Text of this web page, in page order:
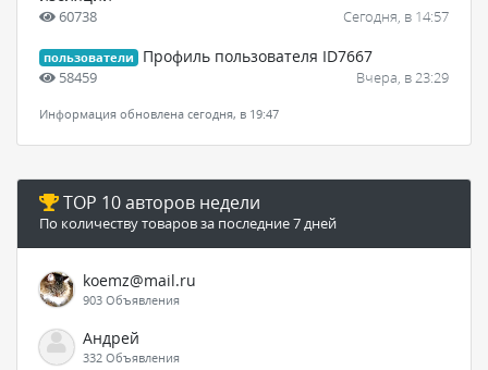
60738 Сегодня, в 14:57
пользователи Профиль пользователя ID7667
58459 Вчера, в 23:29
Информация обновлена сегодня, в 19:47
TOP 10 авторов недели
По количеству товаров за последние 7 дней
koemz@mail.ru
903 Объявления
Андрей
332 Объявления